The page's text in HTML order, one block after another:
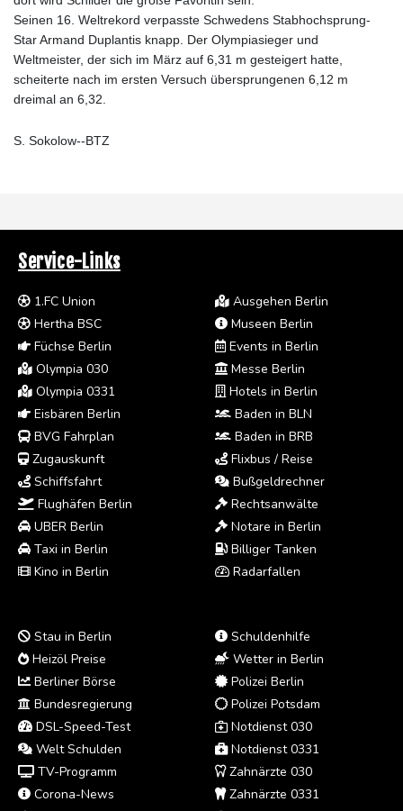
Seinen 16. Weltrekord verpasste Schwedens Stabhochsprung-
Star Armand Duplantis knapp. Der Olympiasieger und
Weltmeister, der sich im März auf 6,31 m gesteigert hatte,
scheiterte nach im ersten Versuch übersprungenen 6,12 m
dreimal an 6,32.
S. Sokolow--BTZ
Service-Links
1.FC Union
Hertha BSC
Füchse Berlin
Olympia 030
Olympia 0331
Eisbären Berlin
BVG Fahrplan
Zugauskunft
Schiffsfahrt
Flughäfen Berlin
UBER Berlin
Taxi in Berlin
Kino in Berlin
Ausgehen Berlin
Museen Berlin
Events in Berlin
Messe Berlin
Hotels in Berlin
Baden in BLN
Baden in BRB
Flixbus / Reise
Bußgeldrechner
Rechtsanwälte
Notare in Berlin
Billiger Tanken
Radarfallen
Stau in Berlin
Heizöl Preise
Berliner Börse
Bundesregierung
DSL-Speed-Test
Welt Schulden
TV-Programm
Corona-News
Schuldenhilfe
Wetter in Berlin
Polizei Berlin
Polizei Potsdam
Notdienst 030
Notdienst 0331
Zahnärzte 030
Zahnärzte 0331